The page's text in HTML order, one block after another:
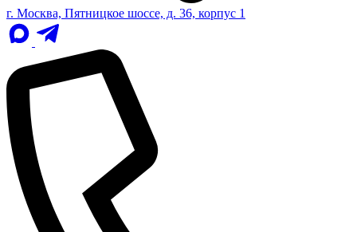
г. Москва, Пятницкое шоссе, д. 36, корпус 1